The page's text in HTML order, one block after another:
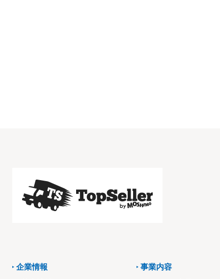
企業情報
事業内容